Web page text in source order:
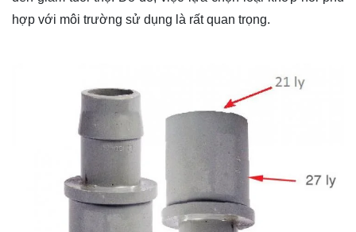
hợp với môi trường sử dụng là rất quan trọng.